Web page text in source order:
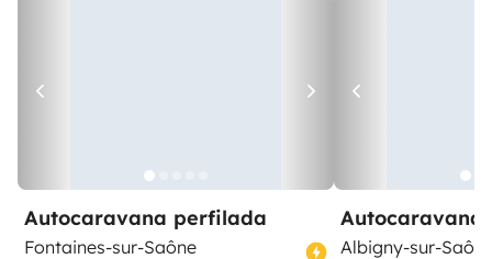
Autocaravana perfilada
Fontaines-sur-Saône
Autocaravana
Albigny-sur-